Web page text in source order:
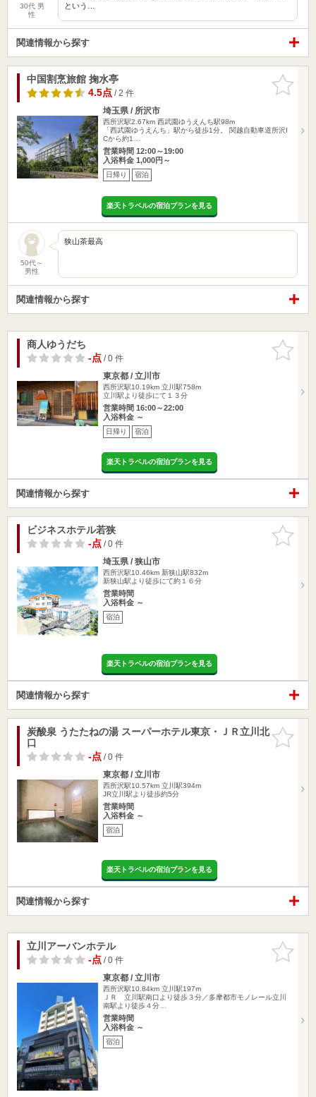
30代 男
性
という…
関連情報から探す
お気に入
りに追加
中国割烹旅館 掬水亭
4.5点/ 2 件
埼玉県 / 所沢市
西所沢駅2.67km 西武園ゆうえんち駅98m
「西武園ゆうえんち」駅から徒歩1分。 関越自動車道所沢I
Cから約1…
営業時間 12:00～19:00
入浴料金 1,000円～
日帰り 宿泊
楽天トラベルの宿泊プランを見る
50代～
男性
狭山茶最高
関連情報から探す
お気に入
りに追加
商人ゆうだち
-点/ 0 件
東京都 / 立川市
西所沢駅10.19km 立川駅758m
立川駅より徒歩にて１３分
営業時間 16:00～22:00
入浴料金 ～
日帰り 宿泊
楽天トラベルの宿泊プランを見る
関連情報から探す
お気に入
りに追加
ビジネスホテル若狭
-点/ 0 件
埼玉県 / 狭山市
西所沢駅10.46km 新狭山駅832m
新狭山駅より徒歩にて約１６分
営業時間
入浴料金 ～
宿泊
楽天トラベルの宿泊プランを見る
関連情報から探す
お気に入
りに追加
炭酸泉 うたたねの湯 スーパーホテル東京・ＪＲ立川北
口
-点/ 0 件
東京都 / 立川市
西所沢駅10.57km 立川駅394m
JR立川駅より徒歩約5分
営業時間
入浴料金 ～
宿泊
楽天トラベルの宿泊プランを見る
関連情報から探す
お気に入
りに追加
立川アーバンホテル
-点/ 0 件
東京都 / 立川市
西所沢駅10.84km 立川駅197m
ＪＲ 立川駅南口より徒歩３分／多摩都市モノレール立川
南駅より徒歩４分…
営業時間
入浴料金 ～
宿泊